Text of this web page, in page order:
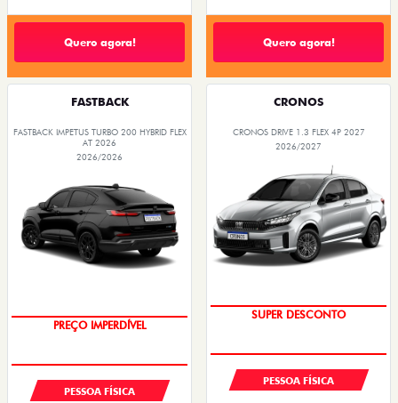
Quero agora! Quero agora!
FASTBACK
FASTBACK IMPETUS TURBO 200 HYBRID FLEX
AT 2026
2026/2026
OPORTUNIDADE
PESSOA FÍSICA
CRONOS
CRONOS DRIVE 1.3 FLEX 4P 2027
2026/2027
SUPER DESCONTO
PESSOA FÍSICA